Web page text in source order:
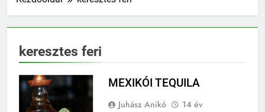
keresztes feri
MEXIKÓI TEQUILA
Juhász Anikó
14 év